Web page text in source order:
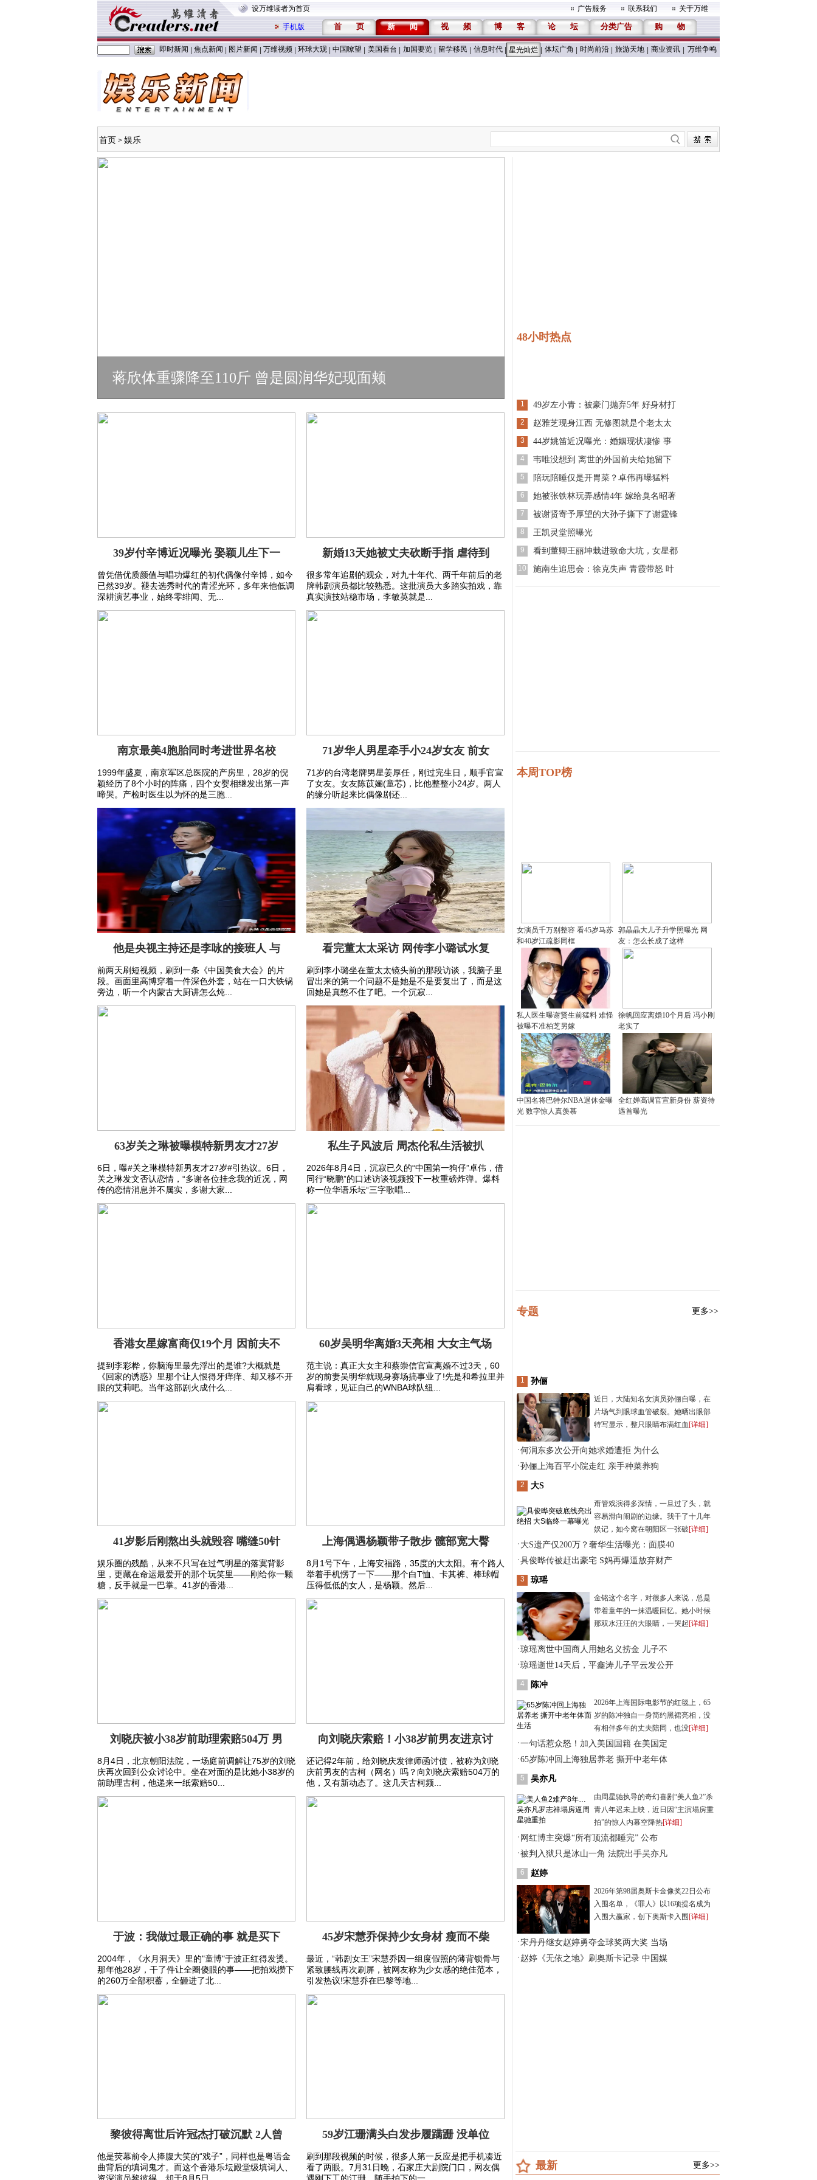
设万维读者为首页 广告服务 联系我们 关于万维
手机版 首 页 新 闻 视 频 博 客 论 坛 分类广告 购 物
即时新闻 焦点新闻 图片新闻 万维视频 环球大观 中国嘹望 美国看台 加国要览 留学移民 信息时代 星光灿烂 体坛广角 时尚前沿 旅游天地 商业资讯 万维争鸣
首页 > 娱乐
蒋欣体重骤降至110斤 曾是圆润华妃现面颊
39岁付辛博近况曝光 娶颖儿生下一 新婚13天她被丈夫砍断手指 虐待到
曾凭借优质颜值与唱功爆红的初代偶像付辛博，如今
已然39岁。褪去选秀时代的青涩光环，多年来他低调
深耕演艺事业，始终零绯闻、无...
很多常年追剧的观众，对九十年代、两千年前后的老
牌韩剧演员都比较熟悉。这批演员大多踏实拍戏，靠
真实演技站稳市场，李敏英就是...
南京最美4胞胎同时考进世界名校 71岁华人男星牵手小24岁女友 前女
1999年盛夏，南京军区总医院的产房里，28岁的倪
颖经历了8个小时的阵痛，四个女婴相继发出第一声
啼哭。产检时医生以为怀的是三胞...
71岁的台湾老牌男星姜厚任，刚过完生日，顺手官宣
了女友。女友陈苡㛤(童芯)，比他整整小24岁。两人
的缘分听起来比偶像剧还...
他是央视主持还是李咏的接班人 与 看完董太太采访 网传李小璐试水复
前两天刷短视频，刷到一条《中国美食大会》的片
段。画面里高博穿着一件深色外套，站在一口大铁锅
旁边，听一个内蒙古大厨讲怎么炖...
刷到李小璐坐在董太太镜头前的那段访谈，我脑子里
冒出来的第一个问题不是她是不是要复出了，而是这
回她是真憋不住了吧。一个沉寂...
63岁关之琳被曝模特新男友才27岁 私生子风波后 周杰伦私生活被扒
6日，曝#关之琳模特新男友才27岁#引热议。6日，
关之琳发文否认恋情，“多谢各位挂念我的近况，网
传的恋情消息并不属实，多谢大家...
2026年8月4日，沉寂已久的“中国第一狗仔”卓伟，借
同行“晓鹏”的口述访谈视频投下一枚重磅炸弹。爆料
称一位华语乐坛“三字歌唱...
香港女星嫁富商仅19个月 因前夫不 60岁吴明华离婚3天亮相 大女主气场
提到李彩桦，你脑海里最先浮出的是谁?大概就是
《回家的诱惑》里那个让人恨得牙痒痒、却又移不开
眼的艾莉吧。当年这部剧火成什么...
范主说：真正大女主和蔡崇信官宣离婚不过3天，60
岁的前妻吴明华就现身赛场搞事业了!先是和希拉里并
肩看球，见证自己的WNBA球队纽...
41岁影后刚熬出头就毁容 嘴缝50针 上海偶遇杨颖带子散步 髋部宽大臀
娱乐圈的残酷，从来不只写在过气明星的落寞背影
里，更藏在命运最爱开的那个玩笑里——刚给你一颗
糖，反手就是一巴掌。41岁的香港...
8月1号下午，上海安福路，35度的大太阳。有个路人
举着手机愣了一下——那个白T恤、卡其裤、棒球帽
压得低低的女人，是杨颖。然后...
刘晓庆被小38岁前助理索赔504万 男 向刘晓庆索赔！小38岁前男友进京讨
8月4日，北京朝阳法院，一场庭前调解让75岁的刘晓
庆再次回到公众讨论中。坐在对面的是比她小38岁的
前助理古柯，他递来一纸索赔50...
还记得2年前，给刘晓庆发律师函讨债，被称为刘晓
庆前男友的古柯（网名）吗？向刘晓庆索赔504万的
他，又有新动态了。这几天古柯频...
于波：我做过最正确的事 就是买下 45岁宋慧乔保持少女身材 瘦而不柴
2004年，《水月洞天》里的"童博"于波正红得发烫。
那年他28岁，干了件让全圈傻眼的事——把拍戏攒下
的260万全部积蓄，全砸进了北...
最近，“韩剧女王”宋慧乔因一组度假照的薄背锁骨与
紧致腰线再次刷屏，被网友称为少女感的绝佳范本，
引发热议!宋慧乔在巴黎等地...
黎彼得离世后许冠杰打破沉默 2人曾 59岁江珊满头白发步履蹒跚 没单位
他是荧幕前令人捧腹大笑的“戏子”，同样也是粤语金
曲背后的填词鬼才。而这个香港乐坛殿堂级填词人、
刷到那段视频的时候，很多人第一反应是把手机凑近
看了两眼。7月31日晚，石家庄大剧院门口，网友偶
48小时热点
1 49岁左小青：被豪门抛弃5年 好身材打
2 赵雅芝现身江西 无修图就是个老太太
3 44岁姚笛近况曝光：婚姻现状凄惨 事
4 韦唯没想到 离世的外国前夫给她留下
5 陪玩陪睡仅是开胃菜？卓伟再曝猛料
6 她被张铁林玩弄感情4年 嫁给臭名昭著
7 被谢贤寄予厚望的大孙子撕下了谢霆锋
8 王凯灵堂照曝光
9 看到董卿王丽坤栽进致命大坑，女星都
10 施南生追思会：徐克失声 青霞带怒 叶
本周TOP榜
女演员千万别整容 看45岁马苏
和40岁江疏影同框
郭晶晶大儿子升学照曝光 网
友：怎么长成了这样
私人医生曝谢贤生前猛料 难怪
被曝不准柏芝另嫁
徐帆回应离婚10个月后 冯小刚
老实了
中国名将巴特尔NBA退休金曝
光 数字惊人真羡慕
全红婵高调官宣新身份 薪资待
遇首曝光
专题 更多>>
1 孙俪
近日，大陆知名女演员孙俪自曝，在
片场气到眼球血管破裂。她晒出眼部
特写显示，整只眼睛布满红血 [详细]
·何润东多次公开向她求婚遭拒 为什么
·孙俪上海百平小院走红 亲手种菜养狗
2 大S
甭管戏演得多深情，一旦过了头，就
容易滑向闹剧的边缘。我干了十几年
娱记，如今窝在朝阳区一张破[详细]
· 大S遗产仅200万？奢华生活曝光：面膜40
·具俊晔传被赶出豪宅 S妈再爆逼放弃财产
3 琼瑶
金铭这个名字，对很多人来说，总是
带着童年的一抹温暖回忆。她小时候
那双水汪汪的大眼睛，一哭起[详细]
·琼瑶离世中国商人用她名义捞金 儿子不
·琼瑶逝世14天后，平鑫涛儿子平云发公开
4 陈冲
2026年上海国际电影节的红毯上，65
岁的陈冲独自一身简约黑裙亮相，没
有相伴多年的丈夫陪同，也没[详细]
·一句话惹众怒！加入美国国籍 在美国定
·65岁陈冲回上海独居养老 撕开中老年体
5 吴亦凡
由周星驰执导的奇幻喜剧“美人鱼2”杀
青八年迟未上映，近日因“主演塌房重
拍”的惊人内幕空降热[详细]
· 网红博主突爆“所有顶流都睡完” 公布
·被判入狱只是冰山一角 法院出手吴亦凡
6 赵婷
2026年第98届奥斯卡金像奖22日公布
入围名单，《罪人》以16项提名成为
入围大赢家，创下奥斯卡入围 [详细]
·宋丹丹继女赵婷勇夺金球奖两大奖 当场
· 赵婷《无依之地》刷奥斯卡记录 中国媒
最新 更多>>